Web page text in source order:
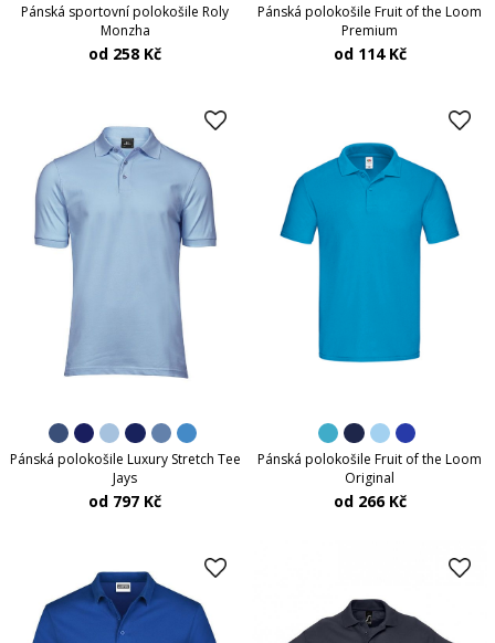
Pánská sportovní polokošile Roly
Monzha
od 258 Kč
Pánská polokošile Fruit of the Loom
Premium
od 114 Kč
Pánská polokošile Luxury Stretch Tee
Jays
od 797 Kč
Pánská polokošile Fruit of the Loom
Original
od 266 Kč